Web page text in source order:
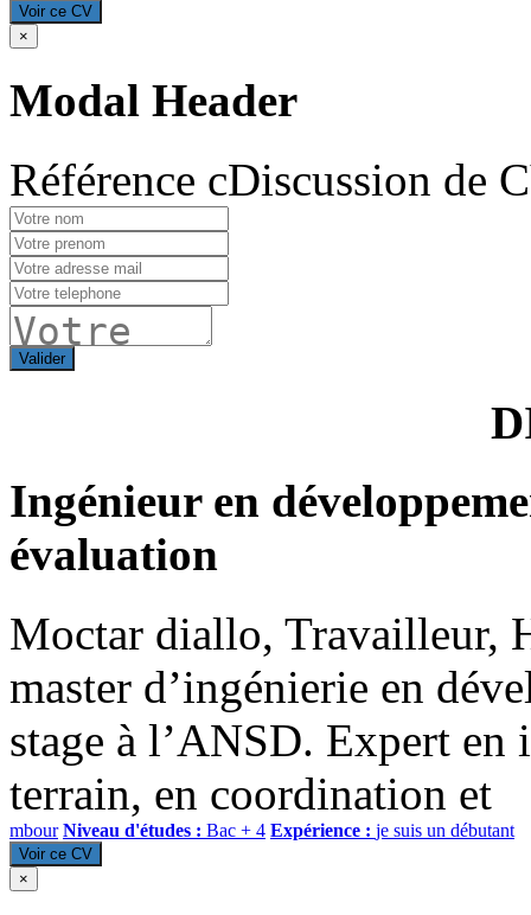
Voir ce CV
×
Modal Header
Référence cDiscussion de
Valider
Ingénieur en
évaluation
Moctar diallo, Travailleur,
master d’ingénierie en
stage à l’ANSD. Expert
terrain, en coordination et
mbour Niveau d'études : Bac + 4 Expérience : je suis un débutant
Voir ce CV
×